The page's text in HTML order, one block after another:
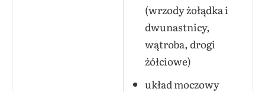
(wrzody żołądka i
dwunastnicy,
wątroba, drogi
żółciowe)
układ moczowy